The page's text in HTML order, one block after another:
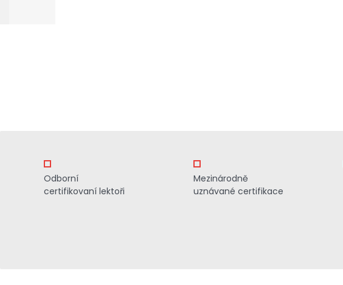
Odborní
certifikovaní lektoři
Mezinárodně
uznávané certifikace